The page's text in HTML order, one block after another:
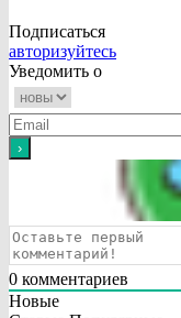
Подписаться
авторизуйтесь
Уведомить о
0 комментариев
Новые